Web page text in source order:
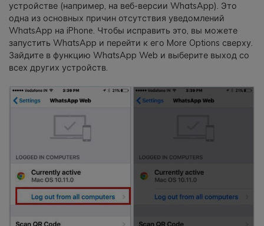
устройстве (например, на веб-версии WhatsApp). Это
одна из основных причин отсутствия уведомлений
WhatsApp на iPhone. Чтобы исправить это, вы можете
запустить WhatsApp и перейти к его More Options сверху.
Зайдите в функцию WhatsApp Web и выберите выход со
всех других устройств.